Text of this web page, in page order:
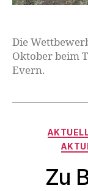
Die
Oktober beim
Evern.
Zu